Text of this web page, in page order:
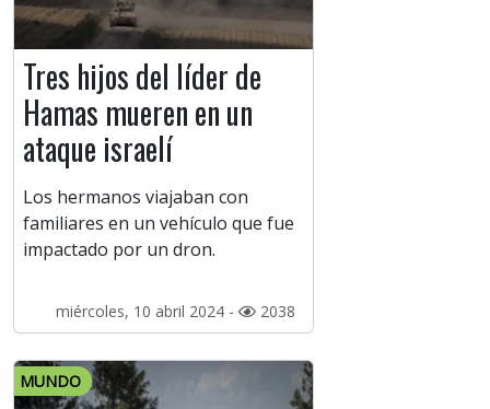
Tres hijos del líder de
Hamas mueren en un
ataque israelí
Los hermanos viajaban con
familiares en un vehículo que fue
impactado por un dron.
miércoles, 10 abril 2024 - 2038
MUNDO